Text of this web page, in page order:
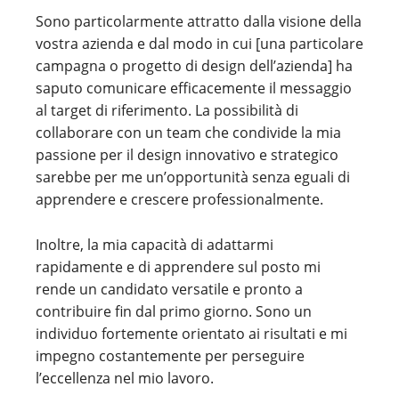
Sono particolarmente attratto dalla visione della
vostra azienda e dal modo in cui [una particolare
campagna o progetto di design dell’azienda] ha
saputo comunicare efficacemente il messaggio
al target di riferimento. La possibilità di
collaborare con un team che condivide la mia
passione per il design innovativo e strategico
sarebbe per me un’opportunità senza eguali di
apprendere e crescere professionalmente.
Inoltre, la mia capacità di adattarmi
rapidamente e di apprendere sul posto mi
rende un candidato versatile e pronto a
contribuire fin dal primo giorno. Sono un
individuo fortemente orientato ai risultati e mi
impegno costantemente per perseguire
l’eccellenza nel mio lavoro.